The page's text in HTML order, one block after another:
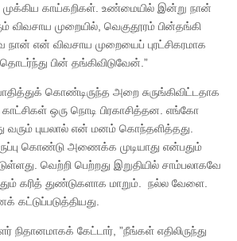
முக்கிய காய்கறிகள். உண்மையில் இன்று நான்
விவசாய முறையில், வெகுதூரம் பின்தங்கி
என் விவசாய முறையைப் புரட்சிகரமாக
பின் தங்கிவிடுவேன்.”
கொண்டிருந்த அறை சுருங்கிவிட்டதாக
ஒரு நொடி பிரகாசித்தன. எங்கோ
வரும் புயலால் என் மனம் கொந்தளித்தது.
கொண்டு அணைக்க முடியாது என்பதும்
வெற்றி பெற்றது இறுதியில் சாம்பலாகவே
கரித் துண்டுகளாக மாறும். நல்ல வேளை.
நிதானமாகக் கேட்டார், ”நீங்கள் எதிலிருந்து